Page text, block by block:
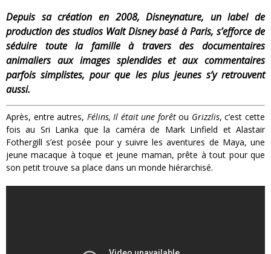
Depuis sa création en 2008, Disneynature, un label de
production des studios Walt Disney basé à Paris, s’efforce de
séduire toute la famille à travers des documentaires
animaliers aux images splendides et aux commentaires
parfois simplistes, pour que les plus jeunes s’y retrouvent
aussi.
Après, entre autres, Félins, Il était une forêtou Grizzlis, c’est cette
fois au Sri Lanka que la caméra de Mark Linfield et Alastair
Fothergill s’est posée pour y suivre les aventures de Maya, une
jeune macaque à toque et jeune maman, prête à tout pour que
son petit trouve sa place dans un monde hiérarchisé.